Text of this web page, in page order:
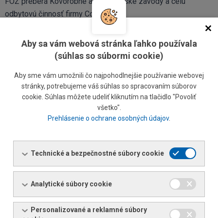
odbytovú činnosť firmy Coburg.
Zriadenie skladu oceľových rúr v prístave Bratislava.
1962
V rámci delimitácie bola prevzatá odbytová činnosť KZMH v
Nitre.
Následne bola spoločnosť transformovaná na Hutnú
1965
Začlenenie Hutnej odbytovej základne do Hutného odbytu,
n.p. Praha s prevádzkami v Bratislave, Nitre, Žiline, Martine a
Košiciach.
Aby sa vám webová stránka ľahko používala
(súhlas so súbormi cookie)
Aby sme vám umožnili čo najpohodlnejšie používanie webovej
stránky, potrebujeme váš súhlas so spracovaním súborov
cookie. Súhlas môžete udeliť kliknutím na tlačidlo "Povoliť
všetko".
Prehlásenie o ochrane osobných údajov.
Technické a bezpečnostné súbory cookie
Analytické súbory cookie
Personalizované a reklamné súbory